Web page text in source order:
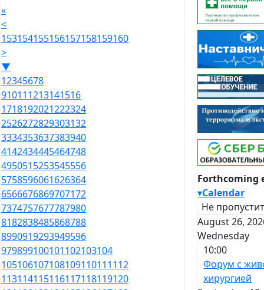
«
<
153154155156157158159160
>
▼
12345678
910111213141516
1718192021222324
2526272829303132
3334353637383940
4142434445464748
4950515253545556
5758596061626364
6566676869707172
7374757677787980
8182838485868788
8990919293949596
979899100101102103104
105106107108109110111112
113114115116117118119120
Forthcoming
▾Calendar
Не
August 26,
Wednesday
10:00
Форум с
хирургией